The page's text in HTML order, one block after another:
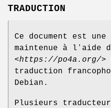
TRADUCTION
Ce document est
maintenue à lʼaide
<https://po4a.org/>
traduction
Debian.
Plusieurs